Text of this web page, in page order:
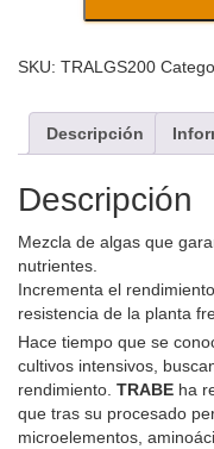
SKU: TRALGS200
Descripción
Descripción
Mezcla de algas que
nutrientes.
Incrementa el
resistencia de la planta
Hace tiempo que se
cultivos intensivos,
rendimiento. TRABE ha
que tras su procesado
microelementos,